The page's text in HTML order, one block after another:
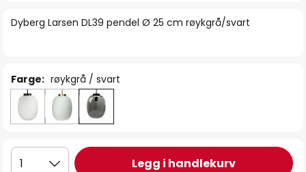
Dyberg Larsen DL39 pendel Ø 25 cm røykgrå/svart
Farge: røykgrå / svart
1 Legg i handlekurv